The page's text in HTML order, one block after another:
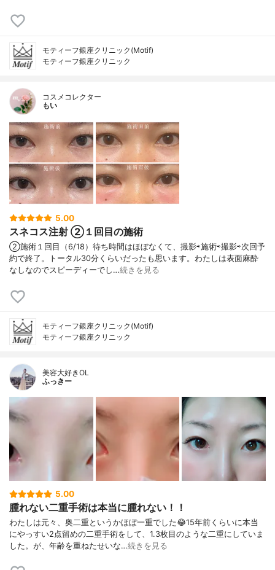
モティーフ銀座クリニック(Motif)
モティーフ銀座クリニック
コスメコレクター
もい
5.00
スネコス注射 ②１回目の施術
②施術１回目（6/18）待ち時間はほぼなくて、撮影⇨施術⇨撮影⇨次回予
約で終了。トータル30分くらいだったも思います。わたしは表面麻酔
なしなのでスピーディーでし…続きを見る
モティーフ銀座クリニック(Motif)
モティーフ銀座クリニック
美容大好きOL
ふっきー
5.00
腫れない二重手術は本当に腫れない！！
わたしは元々、奥二重というかほぼ一重でした😂15年前くらいに本当
にやっすい2点留めの二重手術をして、1.3枚目のような二重にしていま
した。が、年齢を重ねたせいな…続きを見る